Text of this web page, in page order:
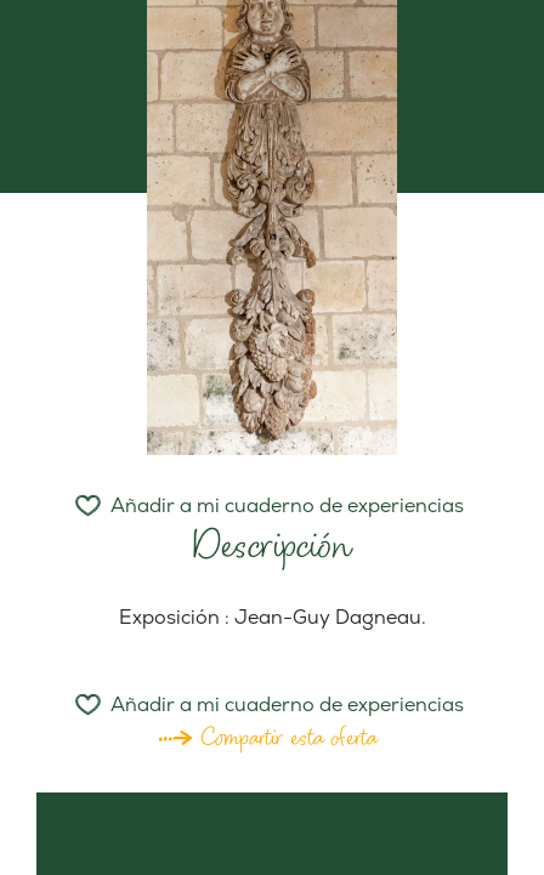
Descripción
Añadir a mi cuaderno de experiencias
Exposición : Jean-Guy Dagneau.
Añadir a mi cuaderno de experiencias
Compartir esta oferta